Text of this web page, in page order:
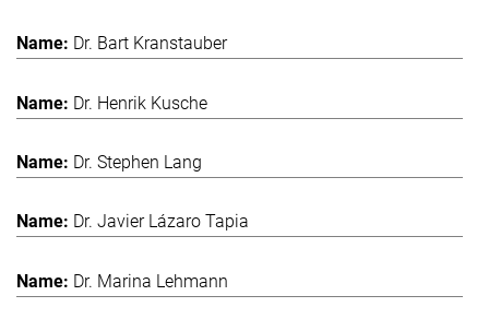
Dr. Bart Kranstauber
Dr. Henrik Kusche
Dr. Stephen Lang
Dr. Javier Lázaro Tapia
Dr. Marina Lehmann